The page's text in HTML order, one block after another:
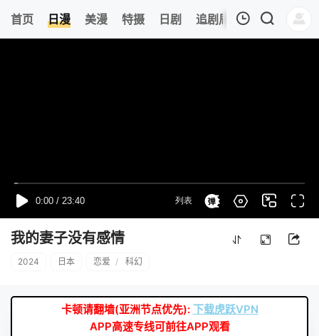
首页 日漫 美漫 特摄 日剧 追剧周表 今日更新
我的妻子没有感情
2024 日本 恋爱 / 科幻
卡顿请翻墙(亚洲节点优先): 下载虎跃VPN
APP高速专线可前往APP观看